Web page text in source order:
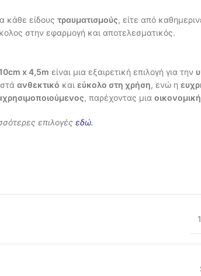
κάθε είδους τραυματισμούς, είτε από
στην εφαρμογή και αποτελεσματικός.
x 4,5m είναι μια εξαιρετική επιλογή για την
ανθεκτικό και εύκολο στη χρήση, ενώ η
, παρέχοντας μια
επιλογές εδώ.